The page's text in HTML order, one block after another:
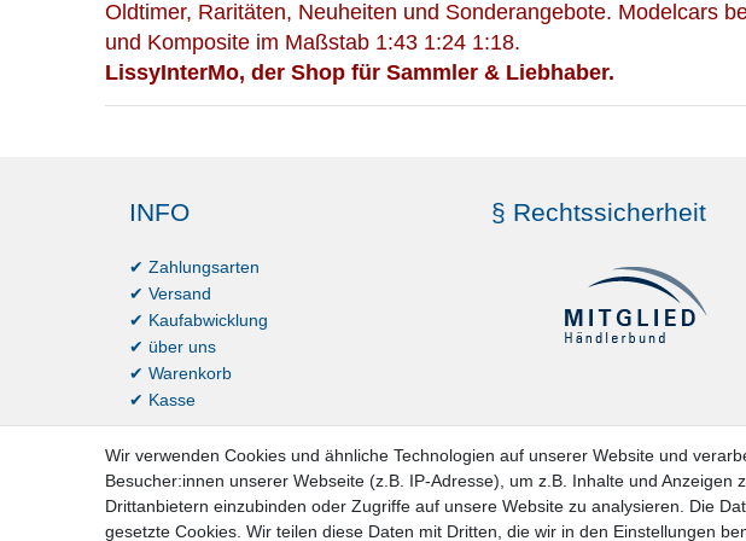
Oldtimer, Raritäten, Neuheiten und Sonderangebote. Modelcars
und Komposite im Maßstab 1:43 1:24 1:18.
LissyInterMo, der Shop für Sammler & Liebhaber.
INFO
✔ Zahlungsarten
✔ Versand
✔ Kaufabwicklung
✔ über uns
✔ Warenkorb
✔ Kasse
§ Rechtssicherheit
Wir verwenden Cookies und ähnliche Technologien auf unserer Website und
Besucher:innen unserer Webseite (z.B. IP-Adresse), um z.B. Inhalte und Anzeigen
Drittanbietern einzubinden oder Zugriffe auf unsere Website zu analysieren. Die
gesetzte Cookies. Wir teilen diese Daten mit Dritten, die wir in den Einstellungen